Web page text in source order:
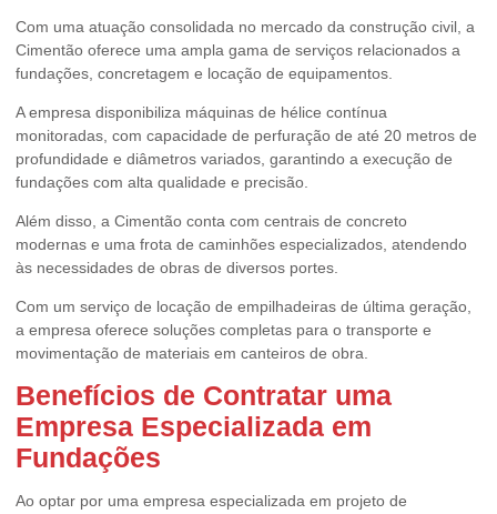
Com uma atuação consolidada no mercado da construção civil, a
Cimentão oferece uma ampla gama de serviços relacionados a
fundações, concretagem e locação de equipamentos.
A empresa disponibiliza máquinas de hélice contínua
monitoradas, com capacidade de perfuração de até 20 metros de
profundidade e diâmetros variados, garantindo a execução de
fundações com alta qualidade e precisão.
Além disso, a Cimentão conta com centrais de concreto
modernas e uma frota de caminhões especializados, atendendo
às necessidades de obras de diversos portes.
Com um serviço de locação de empilhadeiras de última geração,
a empresa oferece soluções completas para o transporte e
movimentação de materiais em canteiros de obra.
Benefícios de Contratar uma
Empresa Especializada em
Fundações
Ao optar por uma empresa especializada em projeto de